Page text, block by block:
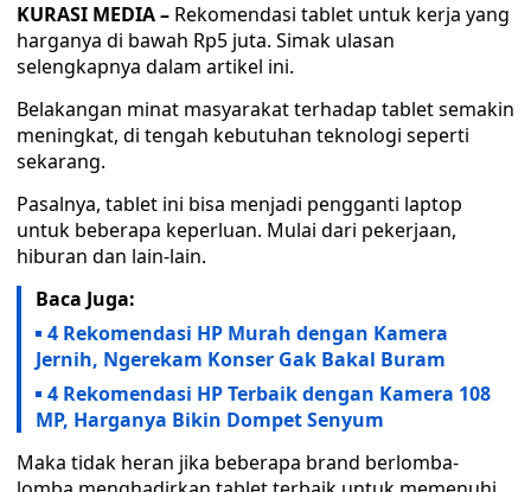
KURASI MEDIA – Rekomendasi tablet untuk kerja yang
harganya di bawah Rp5 juta. Simak ulasan
selengkapnya dalam artikel ini.
Belakangan minat masyarakat terhadap tablet semakin
meningkat, di tengah kebutuhan teknologi seperti
sekarang.
Pasalnya, tablet ini bisa menjadi pengganti laptop
untuk beberapa keperluan. Mulai dari pekerjaan,
hiburan dan lain-lain.
Baca Juga:
4 Rekomendasi HP Murah dengan Kamera
Jernih, Ngerekam Konser Gak Bakal Buram
4 Rekomendasi HP Terbaik dengan Kamera 108
MP, Harganya Bikin Dompet Senyum
Maka tidak heran jika beberapa brand berlomba-